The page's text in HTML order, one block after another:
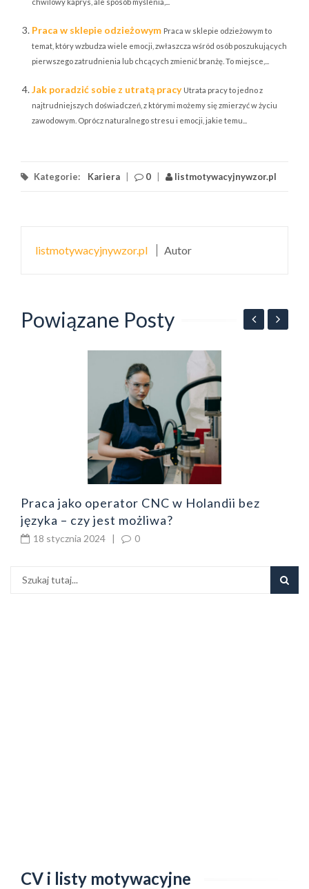
chwilowy kaprys, ale sposób myślenia,...
Praca w sklepie odzieżowym Praca w sklepie odzieżowym to
temat, który wzbudza wiele emocji, zwłaszcza wśród osób poszukujących
pierwszego zatrudnienia lub chcących zmienić branżę. To miejsce,...
Jak poradzić sobie z utratą pracy Utrata pracy to jedno z
najtrudniejszych doświadczeń, z którymi możemy się zmierzyć w życiu
zawodowym. Oprócz naturalnego stresu i emocji, jakie temu...
Kategorie: Kariera 0 listmotywacyjnywzor.pl
listmotywacyjnywzor.pl Autor
Powiązane Posty
Praca jako operator CNC w Holandii bez
języka – czy jest możliwa?
18 stycznia 2024 | 0
CV i listy motywacyjne